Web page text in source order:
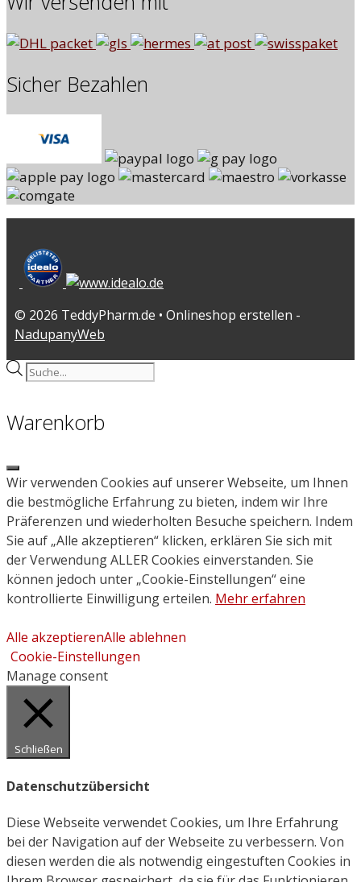
Sicher Bezahlen
© 2026 TeddyPharm.de • Onlineshop erstellen -
NadupanyWeb
Products
search
Warenkorb
Close
Wir verwenden Cookies auf unserer Webseite, um Ihnen
die bestmögliche Erfahrung zu bieten, indem wir Ihre
Präferenzen und wiederholten Besuche speichern. Indem
Sie auf „Alle akzeptieren“ klicken, erklären Sie sich mit
der Verwendung ALLER Cookies einverstanden. Sie
können jedoch unter „Cookie-Einstellungen“ eine
kontrollierte Einwilligung erteilen. Mehr erfahren
Alle akzeptierenAlle ablehnen
Cookie-Einstellungen
Manage consent
Schließen
Datenschutzübersicht
Diese Webseite verwendet Cookies, um Ihre Erfahrung
bei der Navigation auf der Webseite zu verbessern. Von
diesen werden die als notwendig eingestuften Cookies in